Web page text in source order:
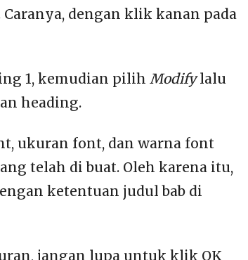
dengan klik kanan pada
1, kemudian pilih Modifylalu
heading.
ukuran font, dan warna font
telah di buat. Oleh karena itu,
ketentuan judul bab di
jangan lupa untuk klik OK